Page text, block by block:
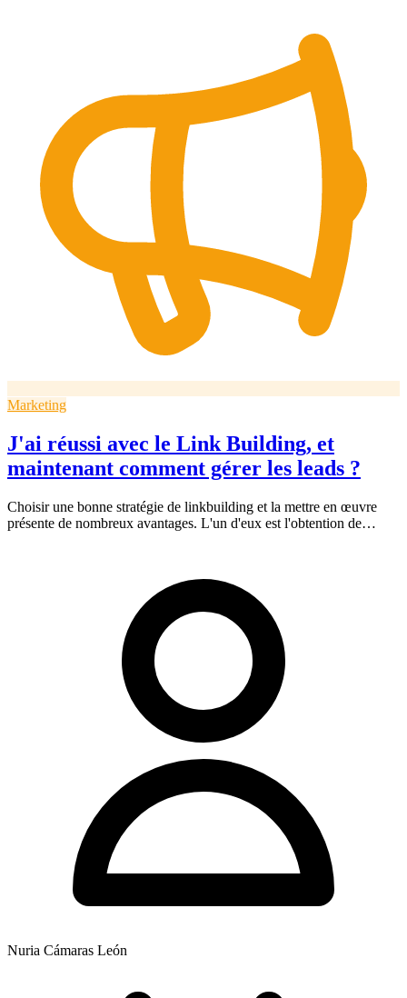
Marketing
J'ai réussi avec le Link Building, et
maintenant comment gérer les leads ?
Choisir une bonne stratégie de linkbuilding et la mettre en œuvre
présente de nombreux avantages. L'un d'eux est l'obtention de…
Nuria Cámaras León